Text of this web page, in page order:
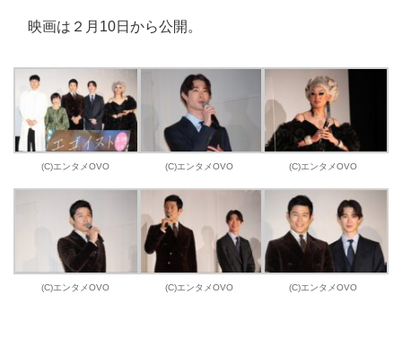
映画は２月10日から公開。
(C)エンタメOVO (C)エンタメOVO (C)エンタメOVO
(C)エンタメOVO (C)エンタメOVO (C)エンタメOVO